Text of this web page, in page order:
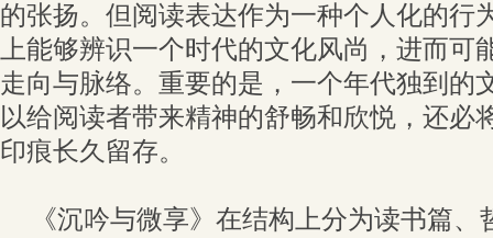
的张扬。但阅读表达作为一种个人化的行
上能够辨识一个时代的文化风尚，进而可
走向与脉络。重要的是，一个年代独到的
以给阅读者带来精神的舒畅和欣悦，还必
印痕长久留存。
《沉吟与微享》在结构上分为读书篇